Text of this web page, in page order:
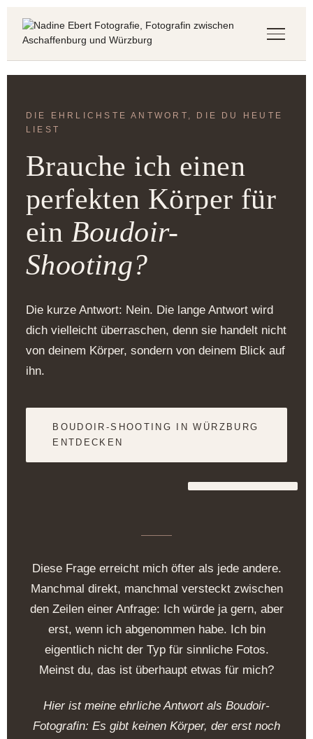
Startseite
BABYBAUCHSHOOTING
BOUDOIR-SHOOTING
Über mich
Fotostudio
Blog
FAMILIEN-BLOG
Hochzeiten
Kontakt
DIE EHRLICHSTE ANTWORT, DIE DU HEUTE
LIEST
Brauche ich einen
perfekten Körper für
ein Boudoir-
Shooting?
Die kurze Antwort: Nein. Die lange Antwort wird
dich vielleicht überraschen, denn sie handelt nicht
von deinem Körper, sondern von deinem Blick auf
ihn.
BOUDOIR-SHOOTING IN WÜRZBURG
ENTDECKEN
Diese Frage erreicht mich öfter als jede andere.
Manchmal direkt, manchmal versteckt zwischen
den Zeilen einer Anfrage: Ich würde ja gern, aber
erst, wenn ich abgenommen habe. Ich bin
eigentlich nicht der Typ für sinnliche Fotos.
Meinst du, das ist überhaupt etwas für mich?
Hier ist meine ehrliche Antwort als Boudoir-
Fotografin: Es gibt keinen Körper, der erst noch